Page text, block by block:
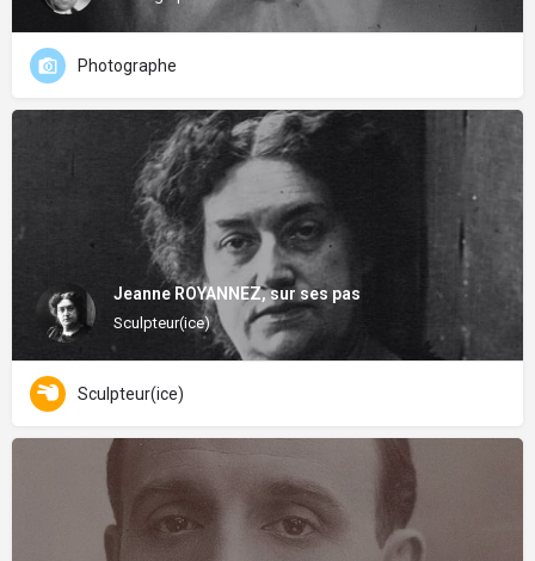
Photographe
Jeanne ROYANNEZ, sur ses pas
Sculpteur(ice)
Sculpteur(ice)